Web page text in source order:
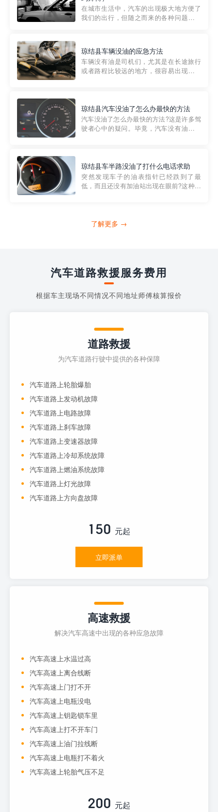
在城市生活中，汽车的出现极大地方便了
我们的出行，但随之而来的各种问题也让
紧急情况下，我们需要一种高效可靠的救
援方式。而这时，地库救援专...
琼结县车辆没油的应急方法
车辆没有油是司机们，尤其是在长途旅行
或者路程比较远的地方，很容易出现这种
的送油师傅，解决没油的紧急情况。 首
先，让我们来了解一下穿...
琼结县汽车没油了怎么办最快的方法
汽车没油了怎么办最快的方法?这是许多驾
驶者心中的疑问。毕竟，汽车没有油就无
越者小程序是一款专门解决汽车没油问题
的在线服务平台。通过...
琼结县车半路没油了打什么电话求助
突然发现车子的油表指针已经跌到了最
低，而且还没有加油站出现在眼前?这种情
打4006363122请求送油人员来帮助你。
了解更多 →
汽车道路救援服务费用
根据车主现场不同情况不同地址师傅核算报价
道路救援
为汽车道路行驶中提供的各种保障
汽车道路上轮胎爆胎
汽车道路上发动机故障
汽车道路上电路故障
汽车道路上刹车故障
汽车道路上变速器故障
汽车道路上冷却系统故障
汽车道路上燃油系统故障
汽车道路上灯光故障
汽车道路上方向盘故障
150 元起
立即派单
高速救援
解决汽车高速中出现的各种应急故障
汽车高速上水温过高
汽车高速上离合线断
汽车高速上门打不开
汽车高速上电瓶没电
汽车高速上钥匙锁车里
汽车高速上打不开车门
汽车高速上油门拉线断
汽车高速上电瓶打不着火
汽车高速上轮胎气压不足
200 元起